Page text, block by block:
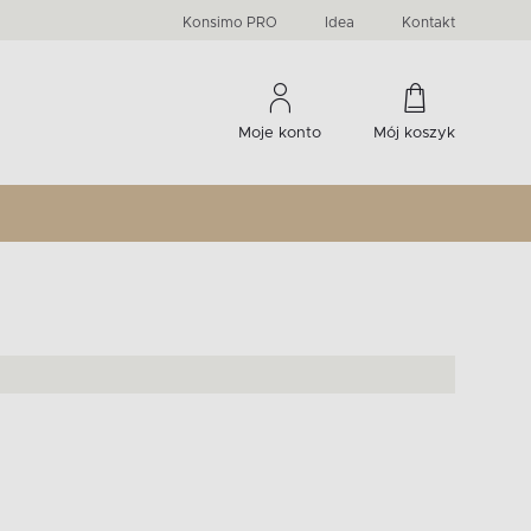
Konsimo PRO Idea Kontakt
Moje konto Mój koszyk
Komody, szafki RTV, witryny...
-33 %
Liczba produktów:60
Liczba produktów:274